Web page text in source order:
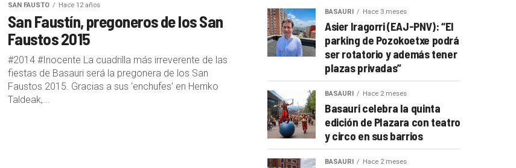
SAN FAUSTO Hace 12 años
San Faustín, pregoneros de los San
Faustos 2015
#2014 #Inocente La cuadrilla más irreverente de las
fiestas de Basauri será la pregonera de los San
Faustos 2015. Gracias a sus ‘enchufes’ en Herriko
Taldeak,...
BASAURI Hace 3 meses
Asier Iragorri (EAJ-PNV): “El
parking de Pozokoetxe podrá
ser rotatorio y además tener
plazas privadas”
BASAURI Hace 2 meses
Basauri celebra la quinta
edición de Plazara con teatro
y circo en sus barrios
BASAURI Hace 2 meses